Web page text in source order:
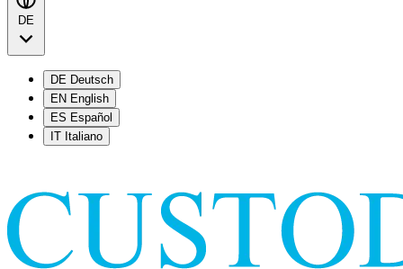
DE
DE Deutsch
EN English
ES Español
IT Italiano